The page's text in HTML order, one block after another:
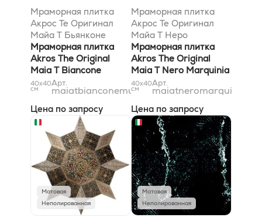
Мраморная плитка
Акрос Те Оригинал
Майа T Бьянконе
Мултиколор 40x40
Мраморная плитка
Akros The Original
Maia T Biancone
Multicolor 40x40
40x40
см
Арт.
maiatbianconemulticolor40x40
Цена по запросу
Мраморная плитка
Акрос Те Оригинал
Майа T Неро
Марквиниа Голд
40x40
Мраморная плитка
Akros The Original
Maia T Nero Marquinia
Gold 40x40
40x40
см
Арт.
Цена по запросу
Матовая
Неполированная
Матовая
Неполированная